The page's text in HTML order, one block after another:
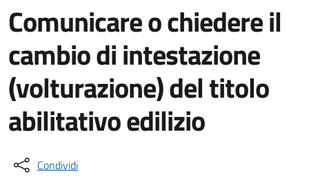
Comunicare o chiedere il
cambio di intestazione
(volturazione) del titolo
abilitativo edilizio
Condividi